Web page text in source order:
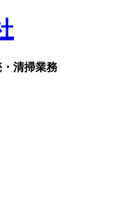
清掃業務